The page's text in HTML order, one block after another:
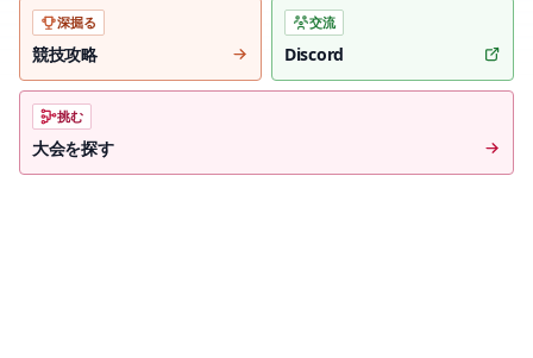
深掘る
競技攻略
交流
Discord
挑む
大会を探す